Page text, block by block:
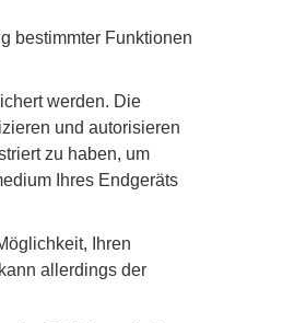
bestimmter Funktionen
werden. Die
und autorisieren
zu haben, um
Ihres Endgeräts
Ihren
allerdings der